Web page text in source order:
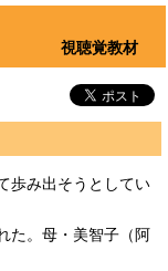
視聴覚教材
歩み出そうとしてい
た。母・美智子（阿